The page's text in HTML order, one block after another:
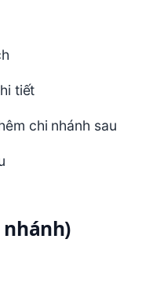
tiết
chi nhánh sau
nhánh)